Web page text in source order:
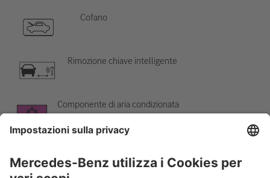
Cofano
Rimozione chiave intelligente
Componente di aria condizionata